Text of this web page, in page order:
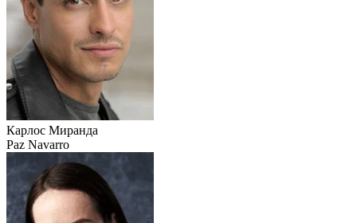
Карлос Миранда
Paz Navarro